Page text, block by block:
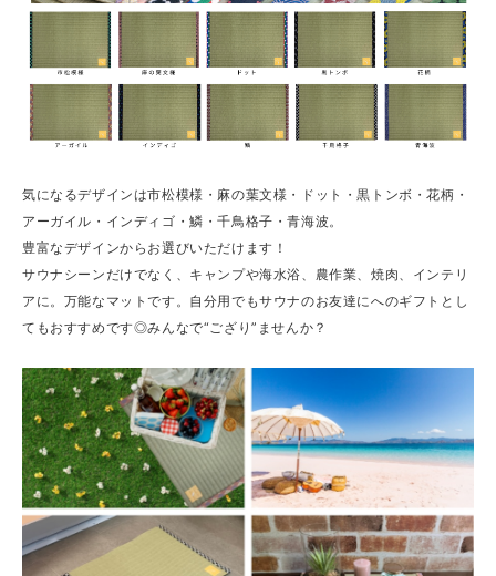
気になるデザインは市松模様・麻の葉文様・ドット・黒トンボ・花柄・
アーガイル・インディゴ・鱗・千鳥格子・青海波。
豊富なデザインからお選びいただけます！
サウナシーンだけでなく、キャンプや海水浴、農作業、焼肉、インテリ
アに。万能なマットです。自分用でもサウナのお友達にへのギフトとし
てもおすすめです◎みんなで“ござり”ませんか？